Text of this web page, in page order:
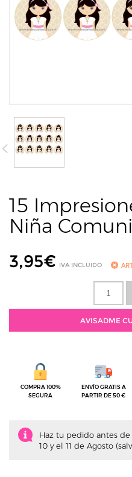
15
Niña
3,95€ IVA INCLUIDO
AVISADME
COMPRA 100%
SEGURA
ENVÍO GRATIS A
PARTIR DE 50 €
Haz tu pedido antes
10 y el 11 de Agosto